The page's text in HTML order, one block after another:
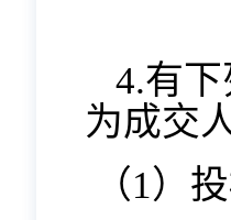
4.有
为成交人
（1）